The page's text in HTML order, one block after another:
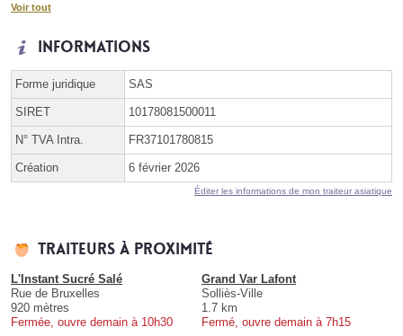
Voir tout
Informations
Forme juridique SAS
SIRET 10178081500011
N° TVA Intra. FR37101780815
Création 6 février 2026
Éditer les informations de mon traiteur asiatique
Traiteurs à proximité
L'Instant Sucré Salé
Rue de Bruxelles
920 mètres
Fermée, ouvre demain à 10h30
Grand Var Lafont
Solliès-Ville
1.7 km
Fermé, ouvre demain à 7h15